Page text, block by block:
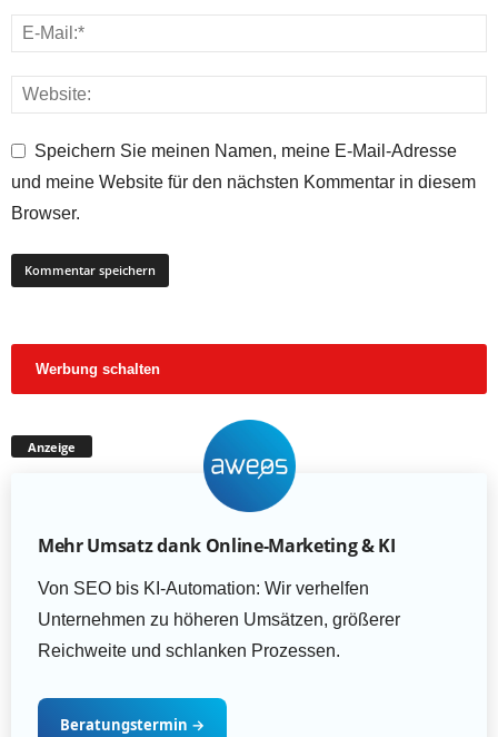
Speichern Sie meinen Namen, meine E-Mail-Adresse
und meine Website für den nächsten Kommentar in diesem
Browser.
Werbung schalten
Anzeige
Mehr Umsatz dank Online-Marketing & KI
Von SEO bis KI-Automation: Wir verhelfen
Unternehmen zu höheren Umsätzen, größerer
Reichweite und schlanken Prozessen.
Beratungstermin →